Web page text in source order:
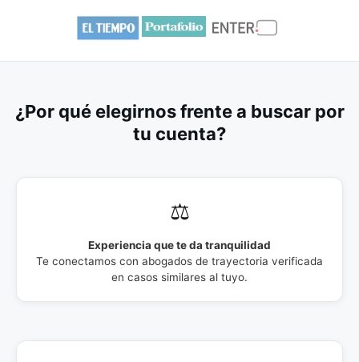
¿Por qué elegirnos frente a buscar por
tu cuenta?
⚖️
Experiencia que te da tranquilidad
Te conectamos con abogados de trayectoria verificada
en casos similares al tuyo.